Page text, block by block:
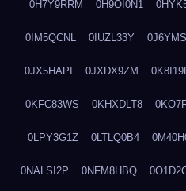
0H7Y9RRM 0H9OI0N1
0IM5QCNL 0IUZL33Y
0JX5HAPI 0JXDX9ZM
0KFC83WS 0KHXDLT8
0LPY3G1Z 0LTLQ0B4
0NALSI2P 0NFM8HBQ